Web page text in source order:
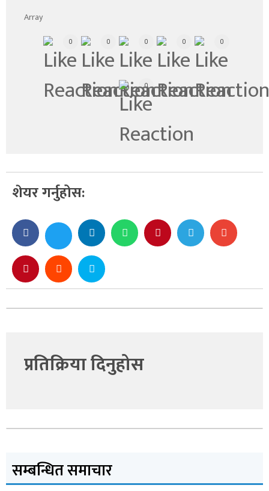
Array
0 0 0 0 0
0
शेयर गर्नुहोस:
प्रतिक्रिया दिनुहोस
सम्बन्धित समाचार